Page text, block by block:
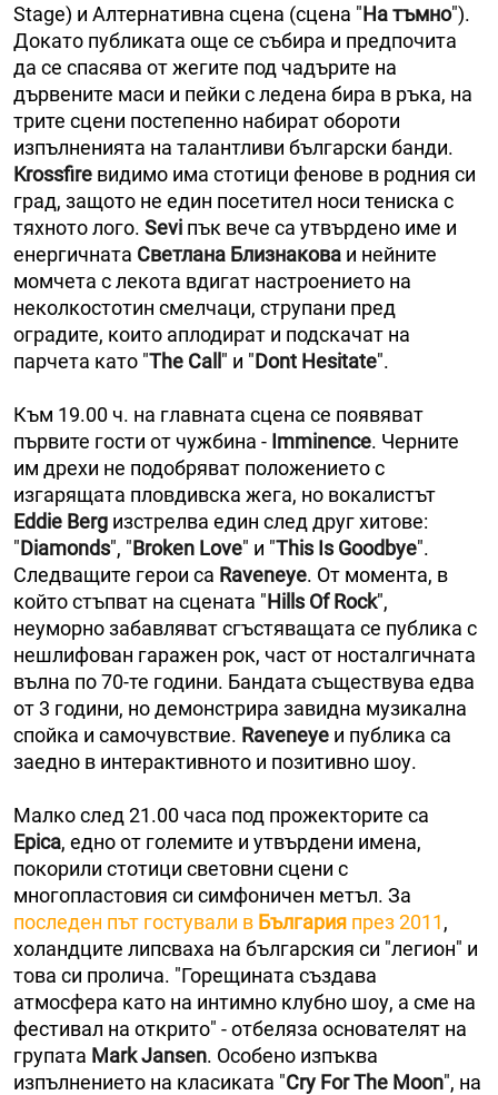
Stage) и Алтернативна сцена (сцена "На тъмно").
Докато публиката още се събира и предпочита
да се спасява от жегите под чадърите на
дървените маси и пейки с ледена бира в ръка, на
трите сцени постепенно набират обороти
изпълненията на талантливи български банди.
Krossfire видимо има стотици фенове в родния си
град, защото не един посетител носи тениска с
тяхното лого. Sеvi пък вече са утвърдено име и
енергичната Светлана Близнакова и нейните
момчета с лекота вдигат настроението на
неколкостотин смелчаци, струпани пред
оградите, които аплодират и подскачат на
парчета като "The Саll " и "Dont Hesitate".
Към 19.00 ч. на главната сцена се появяват
първите гости от чужбина - Imminence. Черните
им дрехи не подобряват положението с
изгарящата пловдивска жега, но вокалистът
Eddie Berg изстрелва един след друг хитове:
"Diamonds", "Broken Love" и "This Is Goodbye".
Следващите герои са Raveneye. От момента, в
който стъпват на сцената "Hills Of Rock",
неуморно забавляват сгъстяващата се публика с
нешлифован гаражен рок, част от носталгичната
вълна по 70-те години. Бандата съществува едва
от 3 години, но демонстрира завидна музикална
спойка и самочувствие. Raveneye и публика са
заедно в интерактивното и позитивно шоу.
Малко след 21.00 часа под прожекторите са
Еpica, едно от големите и утвърдени имена,
покорили стотици световни сцени с
многопластовия си симфоничен метъл. За
последен път гостyвали в България през 2011,
холандците липсваха на българския си "легион" и
това си пролича. "Горещината създава
атмосфера като на интимно клубно шоу, а сме на
фестивал на открито" - отбеляза основателят на
групата Mark Jansen. Особено изпъква
изпълнението на класиката "Cry For The Moon", на